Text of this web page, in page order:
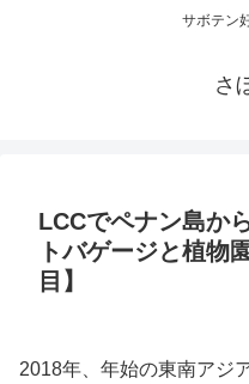
サボテン
さ
LCCでペナン島か
トバゲージと植物
目】
2018年、年始の東南アジ